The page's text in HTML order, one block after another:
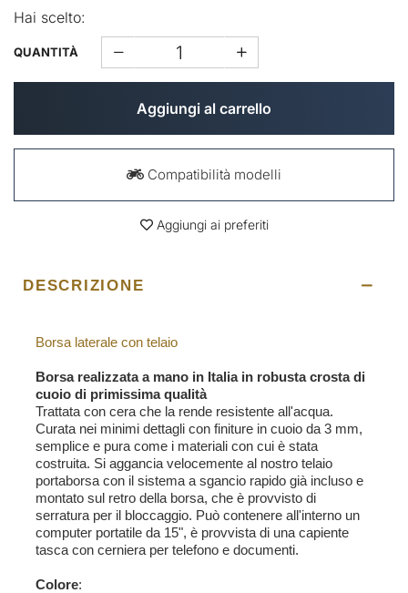
Hai scelto:
QUANTITÀ
Aggiungi al carrello
Compatibilità modelli
Aggiungi ai preferiti
DESCRIZIONE
Borsa laterale con telaio
Borsa realizzata a mano in Italia in robusta crosta di
cuoio di primissima qualità
Trattata con cera che la rende resistente all'acqua.
Curata nei minimi dettagli con finiture in cuoio da 3 mm,
semplice e pura come i materiali con cui è stata
costruita. Si aggancia velocemente al nostro telaio
portaborsa con il sistema a sgancio rapido già incluso e
montato sul retro della borsa, che è provvisto di
serratura per il bloccaggio. Può contenere all'interno un
computer portatile da 15", è provvista di una capiente
tasca con cerniera per telefono e documenti.
Colore: